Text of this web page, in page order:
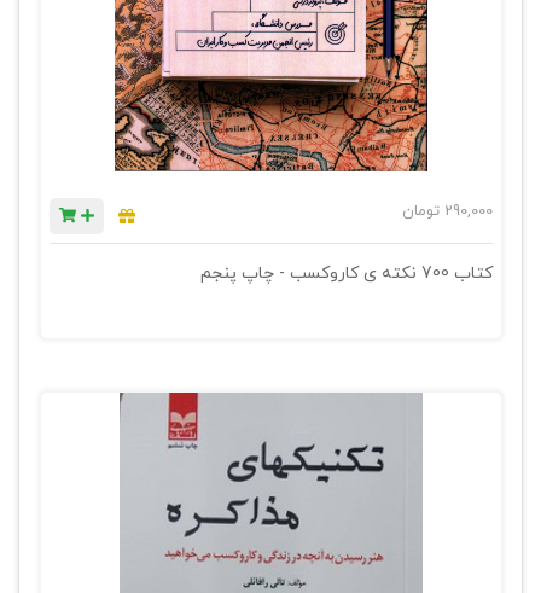
290,000 تومان
کتاب 700 نکته ی کاروکسب - چاپ پنجم